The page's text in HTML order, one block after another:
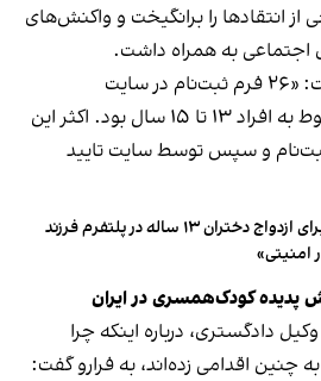
از انتقادها را برانگیخت و واکنش‌های
اجتماعی به همراه داشت.
فرارو در گزارش خود نوشت: «۲۶ فرم ثبت‌نام در سایت
همسریابی آدم و حوا مربوط به افراد ۱۳ تا ۱۵ سال بود. اکثر این
و سپس توسط سایت تایید
آگهی برای ازدواج دختران ۱۳ ساله در پلتفرم فرزند
امنیتی»
پدیده کودک‌همسری در ایران
دادگستری، درباره اینکه چرا
چنین اقدامی زده‌اند، به فرارو گفت: